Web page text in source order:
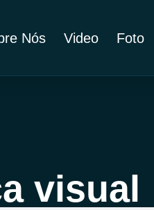
Nós Video Foto
visual